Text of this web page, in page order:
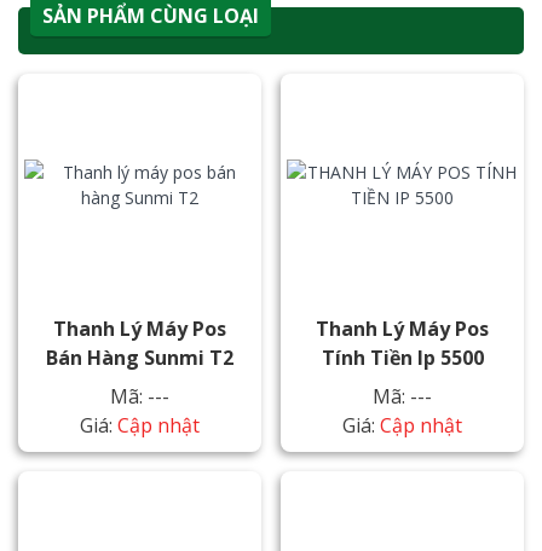
SẢN PHẨM CÙNG LOẠI
Thanh Lý Máy Pos
Bán Hàng Sunmi T2
Mã: ---
Giá: Cập nhật
Thanh Lý Máy Pos
Tính Tiền Ip 5500
Mã: ---
Giá: Cập nhật